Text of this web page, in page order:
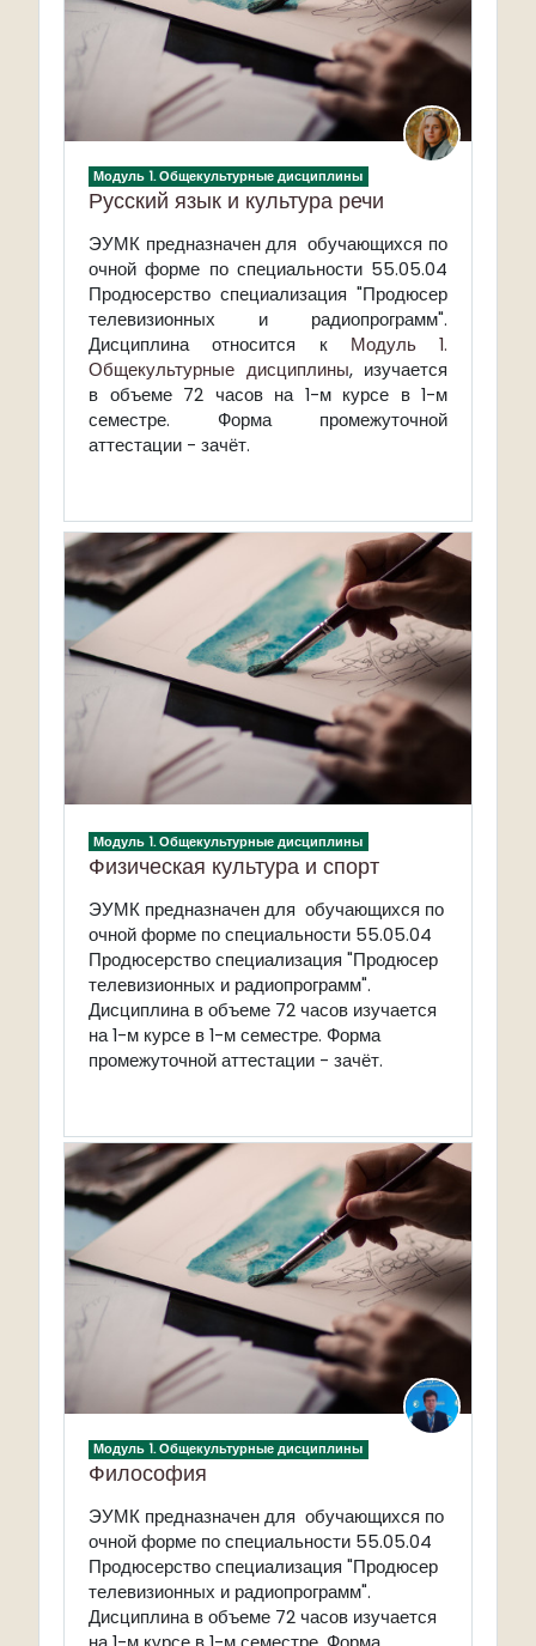
Модуль 1. Общекультурные дисциплины
Русский язык и культура речи
ЭУМК предназначен для обучающихся по
очной форме по специальности 55.05.04
Продюсерство специализация "Продюсер
телевизионных и радиопрограмм".
Дисциплина относится к Модуль 1.
Общекультурные дисциплины, изучается
в объеме 72 часов на 1-м курсе в 1-м
семестре. Форма промежуточной
аттестации - зачёт.
Модуль 1. Общекультурные дисциплины
Физическая культура и спорт
ЭУМК предназначен для обучающихся по
очной форме по специальности 55.05.04
Продюсерство специализация "Продюсер
телевизионных и радиопрограмм".
Дисциплина в объеме 72 часов изучается
на 1-м курсе в 1-м семестре. Форма
промежуточной аттестации - зачёт.
Модуль 1. Общекультурные дисциплины
Философия
ЭУМК предназначен для обучающихся по
очной форме по специальности 55.05.04
Продюсерство специализация "Продюсер
телевизионных и радиопрограмм".
Дисциплина в объеме 72 часов изучается